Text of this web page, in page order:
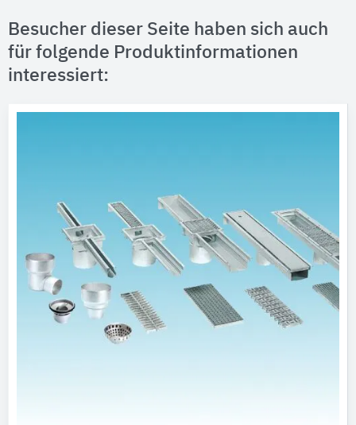
Besucher dieser Seite haben sich auch
für folgende Produktinformationen
interessiert: